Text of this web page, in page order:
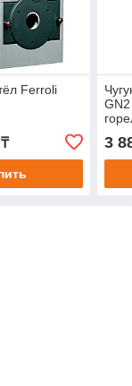
Ferroli
GN2
3